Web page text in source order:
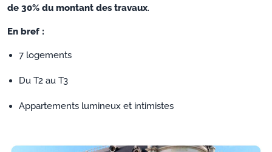
de 30% du montant des travaux.
En bref :
7 logements
Du T2 au T3
Appartements lumineux et intimistes